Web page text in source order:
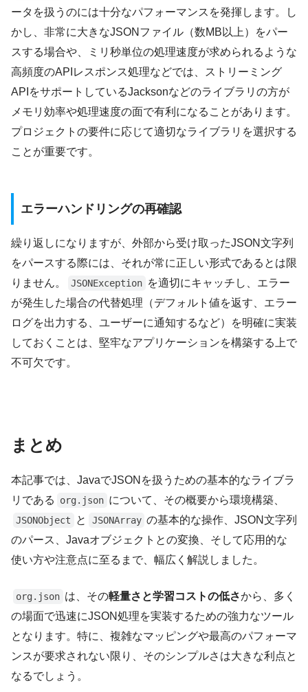
ータを扱うのには十分なパフォーマンスを発揮します。し
かし、非常に大きなJSONファイル（数MB以上）をパー
スする場合や、ミリ秒単位の処理速度が求められるような
高頻度のAPIレスポンス処理などでは、ストリーミング
APIをサポートしているJacksonなどのライブラリの方が
メモリ効率や処理速度の面で有利になることがあります。
プロジェクトの要件に応じて適切なライブラリを選択する
ことが重要です。
エラーハンドリングの再確認
繰り返しになりますが、外部から受け取ったJSON文字列
をパースする際には、それが常に正しい形式であるとは限
りません。
JSONException を適切にキャッチし、エラー
が発生した場合の代替処理（デフォルト値を返す、エラー
ログを出力する、ユーザーに通知するなど）を明確に実装
しておくことは、堅牢なアプリケーションを構築する上で
不可欠です。
まとめ
本記事では、JavaでJSONを扱うための基本的なライブラ
リである
org.json について、その概要から環境構築、
JSONObject と JSONArray の基本的な操作、JSON文字列
のパース、Javaオブジェクトとの変換、そして応用的な
使い方や注意点に至るまで、幅広く解説しました。
org.json は、その軽量さと学習コストの低さから、多く
の場面で迅速にJSON処理を実装するための強力なツール
となります。特に、複雑なマッピングや最高のパフォーマ
ンスが要求されない限り、そのシンプルさは大きな利点と
なるでしょう。